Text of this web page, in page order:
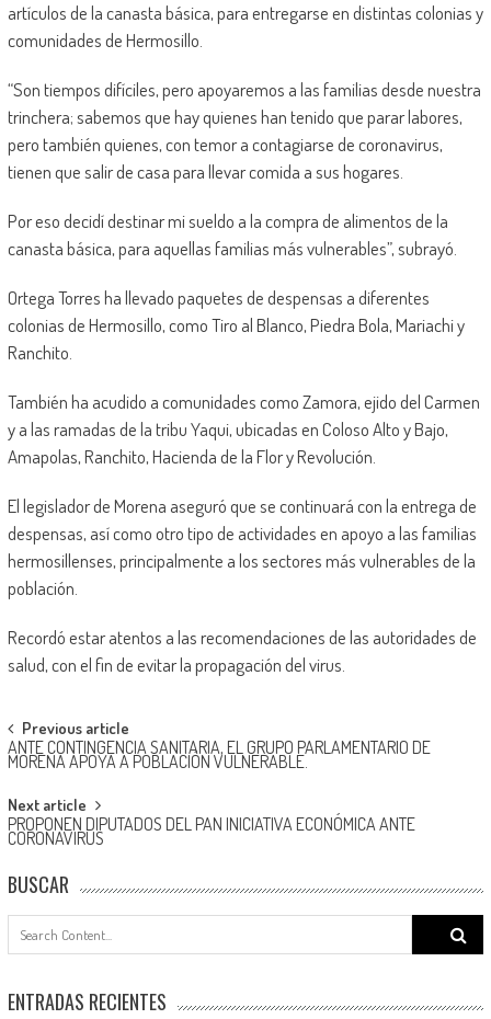
artículos de la canasta básica, para entregarse en distintas colonias y
comunidades de Hermosillo.
“Son tiempos difíciles, pero apoyaremos a las familias desde nuestra
trinchera; sabemos que hay quienes han tenido que parar labores,
pero también quienes, con temor a contagiarse de coronavirus,
tienen que salir de casa para llevar comida a sus hogares.
Por eso decidí destinar mi sueldo a la compra de alimentos de la
canasta básica, para aquellas familias más vulnerables”, subrayó.
Ortega Torres ha llevado paquetes de despensas a diferentes
colonias de Hermosillo, como Tiro al Blanco, Piedra Bola, Mariachi y
Ranchito.
También ha acudido a comunidades como Zamora, ejido del Carmen
y a las ramadas de la tribu Yaqui, ubicadas en Coloso Alto y Bajo,
Amapolas, Ranchito, Hacienda de la Flor y Revolución.
El legislador de Morena aseguró que se continuará con la entrega de
despensas, así como otro tipo de actividades en apoyo a las familias
hermosillenses, principalmente a los sectores más vulnerables de la
población.
Recordó estar atentos a las recomendaciones de las autoridades de
salud, con el fin de evitar la propagación del virus.
Post
navigation
Previous article
ANTE CONTINGENCIA SANITARIA, EL GRUPO PARLAMENTARIO DE
MORENA APOYA A POBLACIÓN VULNERABLE.
Next article
PROPONEN DIPUTADOS DEL PAN INICIATIVA ECONÓMICA ANTE
CORONAVIRUS
BUSCAR
Search
for:
ENTRADAS RECIENTES